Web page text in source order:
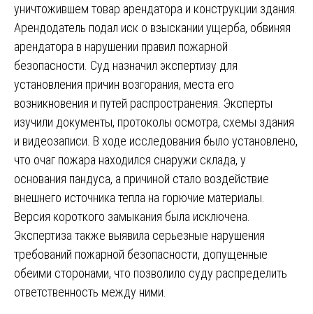
уничтожившем товар арендатора и конструкции здания.
Арендодатель подал иск о взыскании ущерба, обвиняя
арендатора в нарушении правил пожарной
безопасности. Суд назначил экспертизу для
установления причин возгорания, места его
возникновения и путей распространения. Эксперты
изучили документы, протоколы осмотра, схемы здания
и видеозаписи. В ходе исследования было установлено,
что очаг пожара находился снаружи склада, у
основания пандуса, а причиной стало воздействие
внешнего источника тепла на горючие материалы.
Версия короткого замыкания была исключена.
Экспертиза также выявила серьезные нарушения
требований пожарной безопасности, допущенные
обеими сторонами, что позволило суду распределить
ответственность между ними.